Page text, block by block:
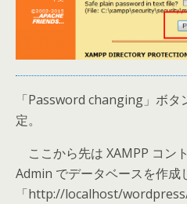
「Password changing」ボ
定。
ここから先は XAMPP コン
Admin でデータベースを作成
「http://localhost/